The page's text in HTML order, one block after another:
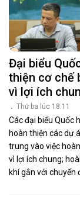
Đại biểu
thiện cơ chế
vì lợi ích
Thứ ba lúc 18:11
Các đại biểu Quốc
hoàn thiện các dự
trung vào việc
vì lợi ích chung;
khí gắn với chuyển